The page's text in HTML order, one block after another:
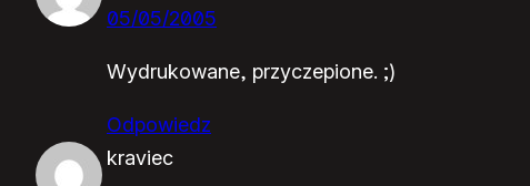
05/05/2005
Wydrukowane, przyczepione. ;)
Odpowiedz
kraviec